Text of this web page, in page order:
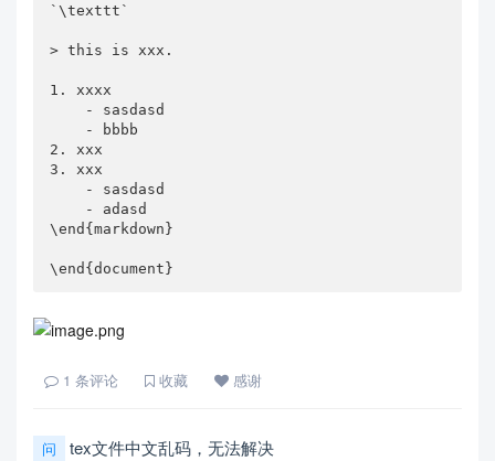
`\texttt`
> this is xxx.
1. xxxx
2. xxx
3. xxx
\end{markdown}
\end{document}
1 条评论 收藏 感谢
问 tex文件中文乱码，无法解决